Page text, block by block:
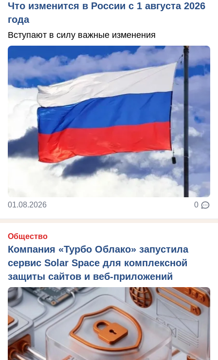
Что изменится в России с 1 августа 2026
года
Вступают в силу важные изменения
01.08.2026 0
Общество
Компания «Турбо Облако» запустила
сервис Solar Space для комплексной
защиты сайтов и веб-приложений